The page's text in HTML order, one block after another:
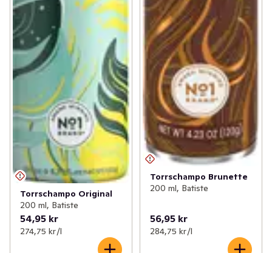
Torrschampo Original
200 ml, Batiste
54,95 kr
274,75 kr /l
Torrschampo Brunette
200 ml, Batiste
56,95 kr
284,75 kr /l